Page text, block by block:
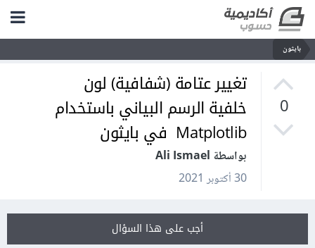
بايثون
0
تغيير عتامة (شفافية) لون
خلفية الرسم البياني باستخدام
Matplotlib في بايثون
بواسطة Ali Ismael
30 أكتوبر 2021
أجب على هذا السؤال